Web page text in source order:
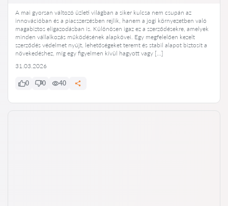
A mai gyorsan változó üzleti világban a siker kulcsa nem csupán az
innovációban és a piacszerzésben rejlik, hanem a jogi környezetben való
magabiztos eligazodásban is. Különösen igaz ez a szerződésekre, amelyek
minden vállalkozás működésének alapkövei. Egy megfelelően kezelt
szerződés védelmet nyújt, lehetőségeket teremt és stabil alapot biztosít a
növekedéshez, míg egy figyelmen kívül hagyott vagy […]
31.03.2026
0 0 40